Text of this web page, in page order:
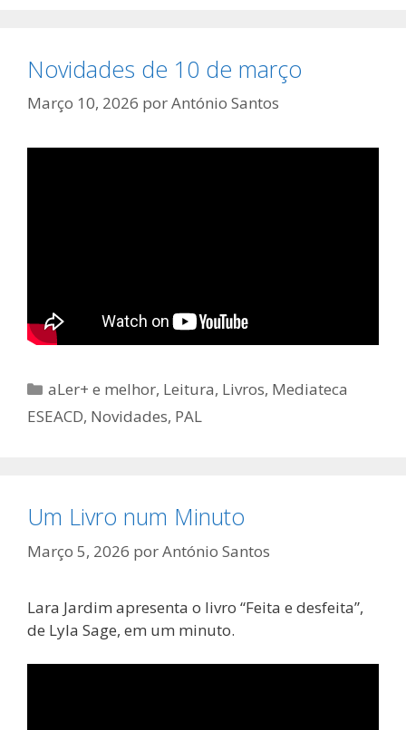
Novidades de 10 de março
Março 10, 2026 porAntónio Santos
Categorias
aLer+ e melhor, Leitura, Livros, Mediateca
ESEACD, Novidades, PAL
Um Livro num Minuto
Março 5, 2026 porAntónio Santos
Lara Jardim apresenta o livro “Feita e desfeita”,
de Lyla Sage, em um minuto.